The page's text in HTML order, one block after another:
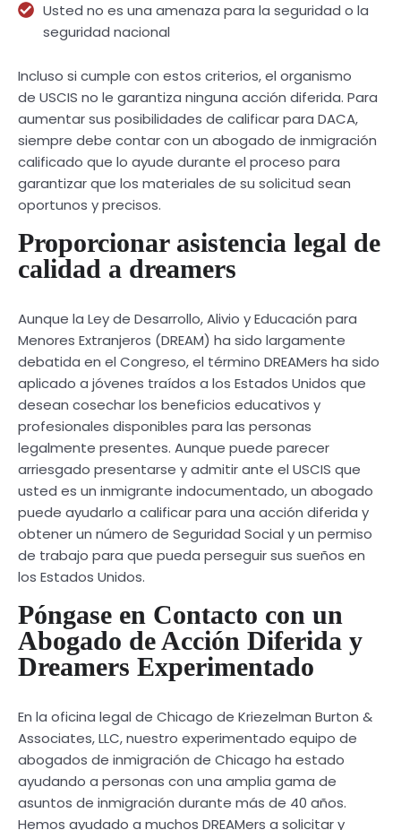
Usted no es una amenaza para la seguridad o la
seguridad nacional
Incluso si cumple con estos criterios, el organismo
de USCIS no le garantiza ninguna acción diferida. Para
aumentar sus posibilidades de calificar para DACA,
siempre debe contar con un abogado de inmigración
calificado que lo ayude durante el proceso para
garantizar que los materiales de su solicitud sean
oportunos y precisos.
Proporcionar asistencia legal de
calidad a dreamers
Aunque la Ley de Desarrollo, Alivio y Educación para
Menores Extranjeros (DREAM) ha sido largamente
debatida en el Congreso, el término DREAMers ha sido
aplicado a jóvenes traídos a los Estados Unidos que
desean cosechar los beneficios educativos y
profesionales disponibles para las personas
legalmente presentes. Aunque puede parecer
arriesgado presentarse y admitir ante el USCIS que
usted es un inmigrante indocumentado, un abogado
puede ayudarlo a calificar para una acción diferida y
obtener un número de Seguridad Social y un permiso
de trabajo para que pueda perseguir sus sueños en
los Estados Unidos.
Póngase en Contacto con un
Abogado de Acción Diferida y
Dreamers Experimentado
En la oficina legal de Chicago de Kriezelman Burton &
Associates, LLC, nuestro experimentado equipo de
abogados de inmigración de Chicago ha estado
ayudando a personas con una amplia gama de
asuntos de inmigración durante más de 40 años.
Hemos ayudado a muchos DREAMers a solicitar y